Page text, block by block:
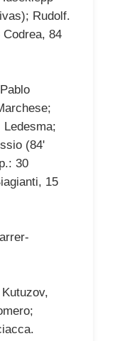
Rudolf.
84
Ledesma;
(84'
30
15